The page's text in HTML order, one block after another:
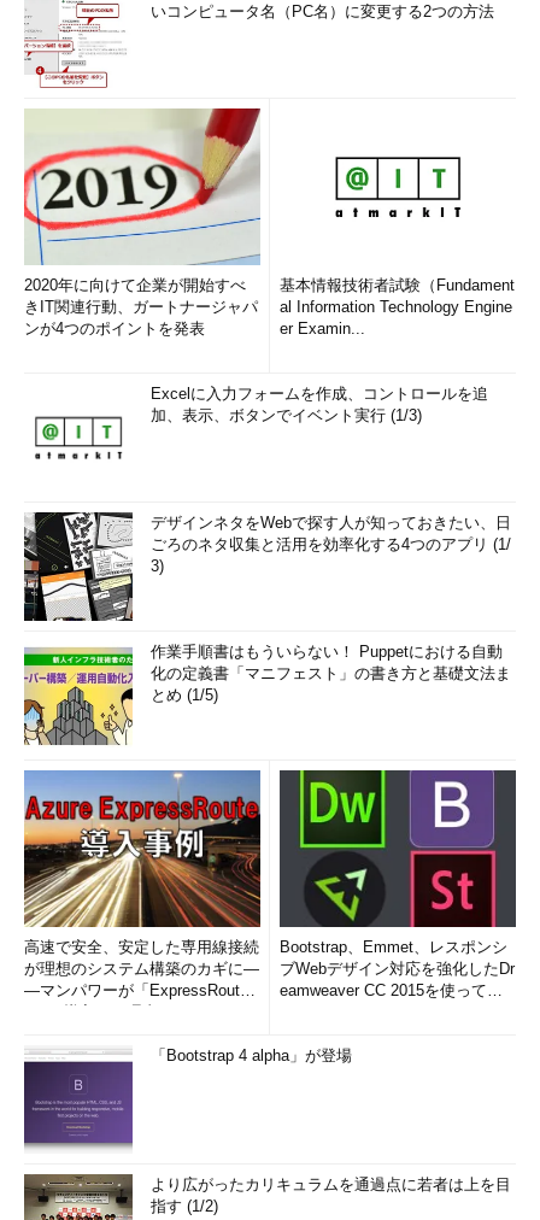
いコンピュータ名（PC名）に変更する2つの方法
2020年に向けて企業が開始すべ
きIT関連行動、ガートナージャパ
ンが4つのポイントを発表
基本情報技術者試験（Fundament
al Information Technology Engine
er Examin...
Excelに入力フォームを作成、コントロールを追
加、表示、ボタンでイベント実行 (1/3)
デザインネタをWebで探す人が知っておきたい、日
ごろのネタ収集と活用を効率化する4つのアプリ (1/
3)
作業手順書はもういらない！ Puppetにおける自動
化の定義書「マニフェスト」の書き方と基礎文法ま
とめ (1/5)
高速で安全、安定した専用線接続
が理想のシステム構築のカギに―
―マンパワーが「ExpressRout
Bootstrap、Emmet、レスポンシ
ブWebデザイン対応を強化したDr
eamweaver CC 2015を使って
「Bootstrap 4 alpha」が登場
より広がったカリキュラムを通過点に若者は上を目
指す (1/2)